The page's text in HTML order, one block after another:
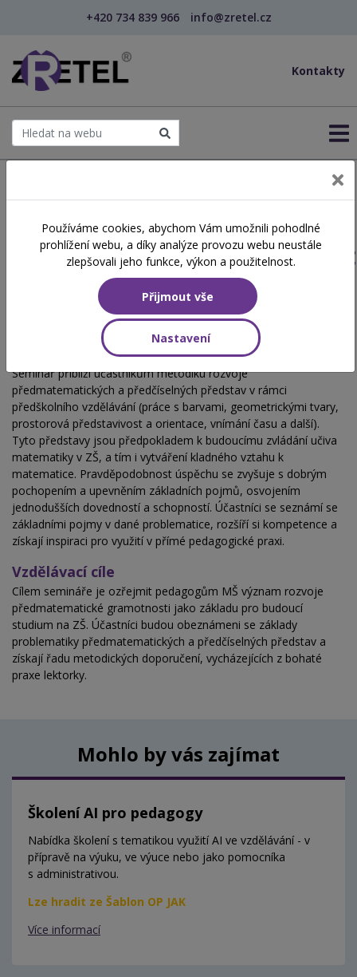
+420 734 839 966 info@zretel.cz
Kontakty
šablony
Matematická_pregramotnost
Hodinová dotace
8 vyučovacích hodin
Obsah školení
Seminář přiblíží účastníkům metodiku rozvoje
předmatematických a předčíselných představ v rámci
předškolního vzdělávání (práce s barvami, geometrickými tvary,
prostorová představivost a orientace, vnímání času a další).
Tyto představy jsou předpokladem k budoucímu zvládání učiva
matematiky v ZŠ, a tím i vytváření kladného vztahu k
matematice. Pravděpodobnost úspěchu se zvyšuje s dobrým
pochopením a upevněním základních pojmů, osvojením
jednodušších dovedností a schopností. Účastníci se seznámí se
základními pojmy v dané problematice, rozšíří si kompetence a
získají inspiraci pro využití v přímé pedagogické praxi.
Vzdělávací cíle
Cílem semináře je ozřejmit pedagogům MŠ význam rozvoje
předmatematické gramotnosti jako základu pro budoucí
studium na ZŠ. Účastníci budou obeznámeni se základy
problematiky předmatematických a předčíselných představ a
získají řadu metodických doporučení, vycházejících z bohaté
praxe lektorky.
Mohlo by vás zajímat
Školení AI pro pedagogy
Nabídka školení s tematikou využití AI ve vzdělávání - v
přípravě na výuku, ve výuce nebo jako pomocníka
s administrativou.
Lze hradit ze Šablon OP JAK
Více informací
Používáme cookies, abychom Vám umožnili pohodlné
prohlížení webu, a díky analýze provozu webu neustále
zlepšovali jeho funkce, výkon a použitelnost.
Přijmout vše
Nastavení